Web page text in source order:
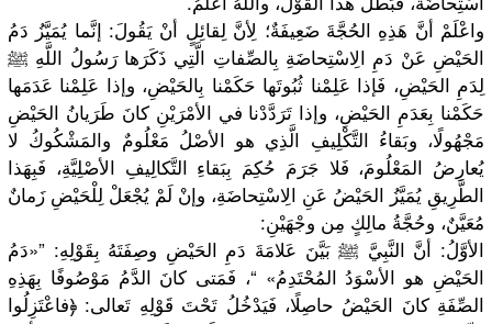
واعْلَمْ أنَّ هَذِهِ الحُجَّةَ ضَعِيفَةٌ؛ لِأنَّ لِقائِلٍ أنْ يَقُولَ: إنَّما يُمَيَّزُ دَمُ
الحَيْضِ عَنْ دَمِ الِاسْتِحاضَةِ بِالصِّفاتِ الَّتِي ذَكَرَها رَسُولُ اللَّهِ ﷺ
لِدَمِ الحَيْضِ، فَإذا عَلِمْنا ثُبُوتَها حَكَمْنا بِالحَيْضِ، وإذا عَلِمْنا عَدَمَها
حَكَمْنا بِعَدَمِ الحَيْضِ، وإذا تَرَدَّدْنا في الأمْرَيْنِ كانَ طَرَيانُ الحَيْضِ
مَجْهُولًا، وبَقاءُ التَّكْلِيفِ الَّذِي هو الأصْلُ مَعْلُومٌ والمَشْكُوكُ لا
يُعارِضُ المَعْلُومَ، فَلا جَرَمَ حُكِمَ بِبَقاءِ التَّكالِيفِ الأصْلِيَّةِ، فَبِهَذا
الطَّرِيقِ يُمَيَّزُ الحَيْضُ عَنِ الِاسْتِحاضَةِ، وإنْ لَمْ يُجْعَلْ لِلْحَيْضِ زَمانٌ
مُعَيَّنٌ، وحُجَّةُ مالِكٍ مِن وجْهَيْنِ:
الأوَّلُ: أنَّ النَّبِيَّ ﷺ بَيَّنَ عَلامَةَ دَمِ الحَيْضِ وصِفَتَهُ بِقَوْلِهِ: ”«دَمُ
الحَيْضِ هو الأسْوَدُ المُحْتَدِمُ» “، فَمَتى كانَ الدَّمُ مَوْصُوفًا بِهَذِهِ
الصِّفَةِ كانَ الحَيْضُ حاصِلًا، فَيَدْخُلُ تَحْتَ قَوْلِهِ تَعالى: ﴿فاعْتَزِلُوا